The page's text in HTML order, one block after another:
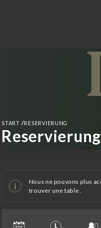
START /RESERVIERUNG
Reservierung